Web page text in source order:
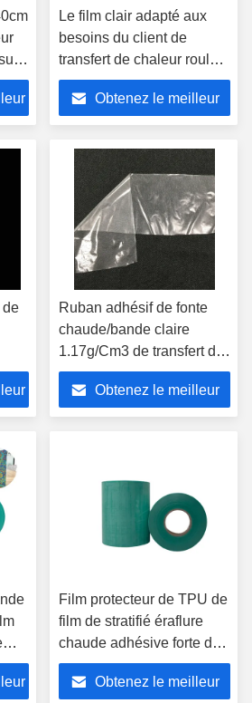
Le film clair adapté aux
besoins du client de
transfert de chaleur roulent
1.15g/cm3 1280mm pour
le vamp de chaussures en
cuir
Obtenez le meilleur
de
Ruban adhésif de fonte
chaude/bande claire
1.17g/Cm3 de transfert de
chaleur pour la chaussure
de mastics
Obtenez le meilleur
de
Film protecteur de TPU de
film de stratifié éraflure
chaude adhésive forte de
fonte d'anti
Obtenez le meilleur